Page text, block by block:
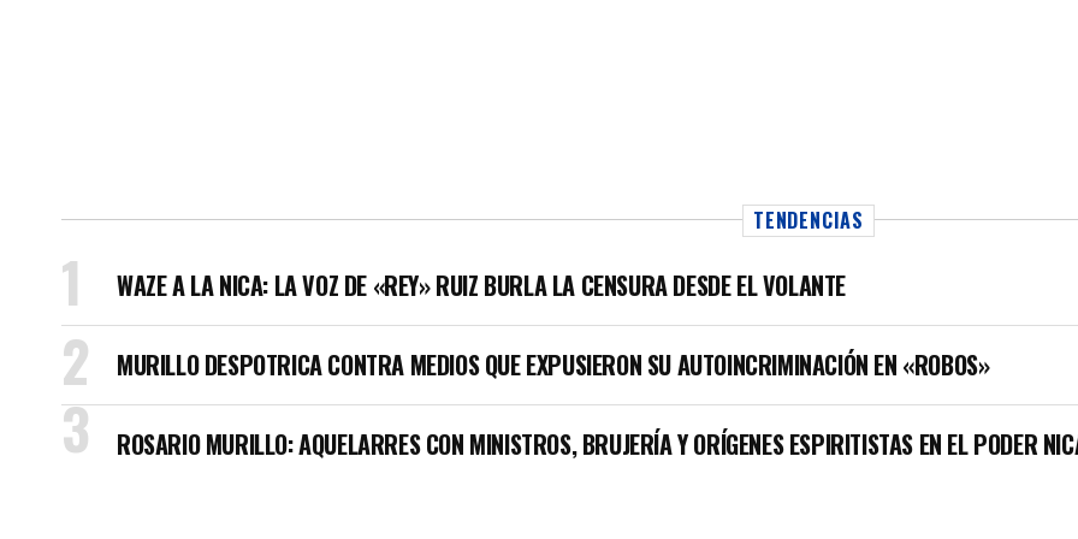
TENDENCIAS
WAZE A LA NICA: LA VOZ DE «REY» RUIZ BURLA LA CENSURA DESDE EL VOLANTE
MURILLO DESPOTRICA CONTRA MEDIOS QUE EXPUSIERON SU AUTOINCRIMINACIÓN EN «ROBOS»
ROSARIO MURILLO: AQUELARRES CON MINISTROS, BRUJERÍA Y ORÍGENES ESPIRITISTAS EN EL PODER